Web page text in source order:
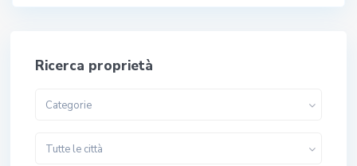
Ricerca proprietà
Categorie
Tutte le città